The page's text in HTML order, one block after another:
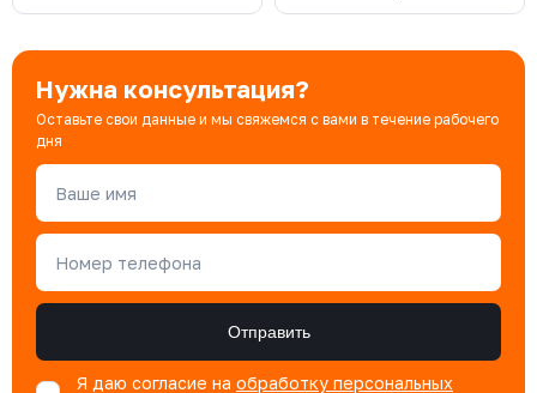
Нужна консультация?
Оставьте свои данные и мы свяжемся с вами в течение рабочего
дня
Ваше имя
Номер телефона
Отправить
Я даю согласие на обработку персональных